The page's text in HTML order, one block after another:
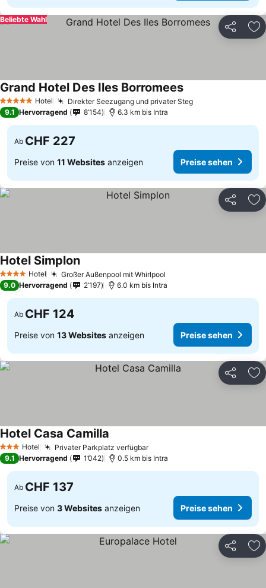
Teilen
Beliebte Wahl
5 Sterne Hotel Direkter Seezugang und privater Steg
Grand Hotel Des Iles Borromees
9.1 Hervorragend 8’154 6.3 km bis Intra
Ab CHF 227
Preise von 11 Websites anzeigen Preise sehen
Teilen
4 Sterne Hotel Großer Außenpool mit Whirlpool
Hotel Simplon
9.0 Hervorragend 2’197 6.0 km bis Intra
Ab CHF 124
Preise von 13 Websites anzeigen Preise sehen
Teilen
3 SterneHotel Privater Parkplatz verfügbar
Hotel Casa Camilla
9.1 Hervorragend 1’042 0.5 km bis Intra
Ab CHF 137
Preise von 3 Websites anzeigen Preise sehen
Teilen